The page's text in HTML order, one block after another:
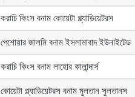
করাচি কিংস বনাম কোয়েটা গ্ল্যাডিয়েটরস
পেশোয়ার জালমি বনাম ইসলামাবাদ ইউনাইটেড
করাচি কিংস বনাম লাহোর কালান্দার্স
কোয়েটা গ্ল্যাডিয়েটরস বনাম মুলতান সুলতানস